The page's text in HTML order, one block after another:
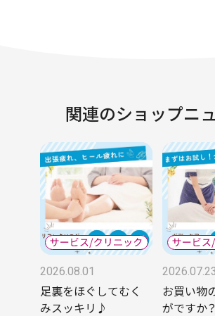
関連のショップニ
2026.08.01
足裏をほぐしてむく
みスッキリ♪
2026.07.23
お買い物
がですか？